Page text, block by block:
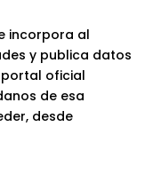
incorpora al
y publica datos
oficial
de esa
desde